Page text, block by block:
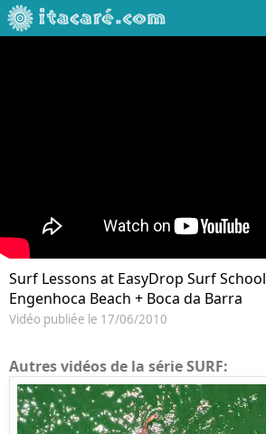
Surf Lessons at EasyDrop Surf
Engenhoca Beach + Boca da Barra
Vidéo publiée le 17/06/2010
Autres vidéos de la série SURF: